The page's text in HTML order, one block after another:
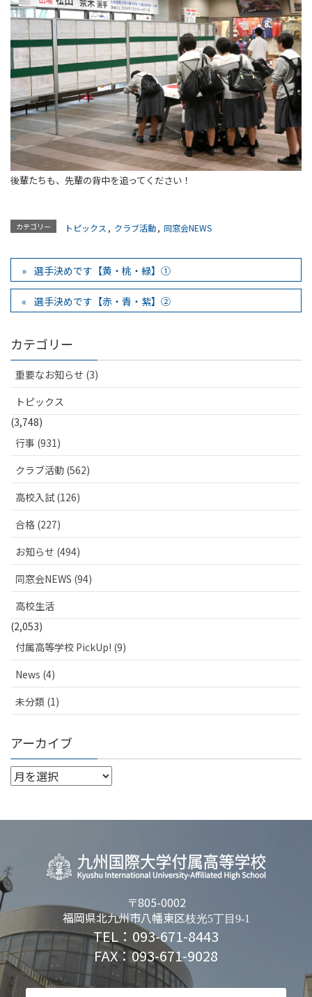
後輩たちも、先輩の背中を追ってください！
カテゴリー トピックス , クラブ活動, 同窓会NEWS
選手決めです【黄・桃・緑】①
選手決めです【赤・青・紫】②
カテゴリー
重要なお知らせ (3)
トピックス
(3,748)
行事 (931)
クラブ活動 (562)
高校入試 (126)
合格 (227)
お知らせ (494)
同窓会NEWS (94)
高校生活
(2,053)
付属高等学校 PickUp! (9)
News (4)
未分類 (1)
アーカイブ
〒805-0002
福岡県北九州市八幡東区枝光5丁目9-1
TEL：093-671-8443
FAX：093-671-9028